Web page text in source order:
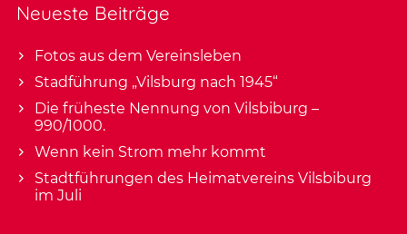
Neueste Beiträge
Fotos aus dem Vereinsleben
Stadführung „Vilsburg nach 1945“
Die früheste Nennung von Vilsbiburg –
990/1000.
Wenn kein Strom mehr kommt
Stadtführungen des Heimatvereins Vilsbiburg
im Juli